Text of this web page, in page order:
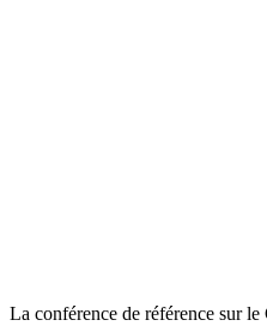
La conférence de référence sur